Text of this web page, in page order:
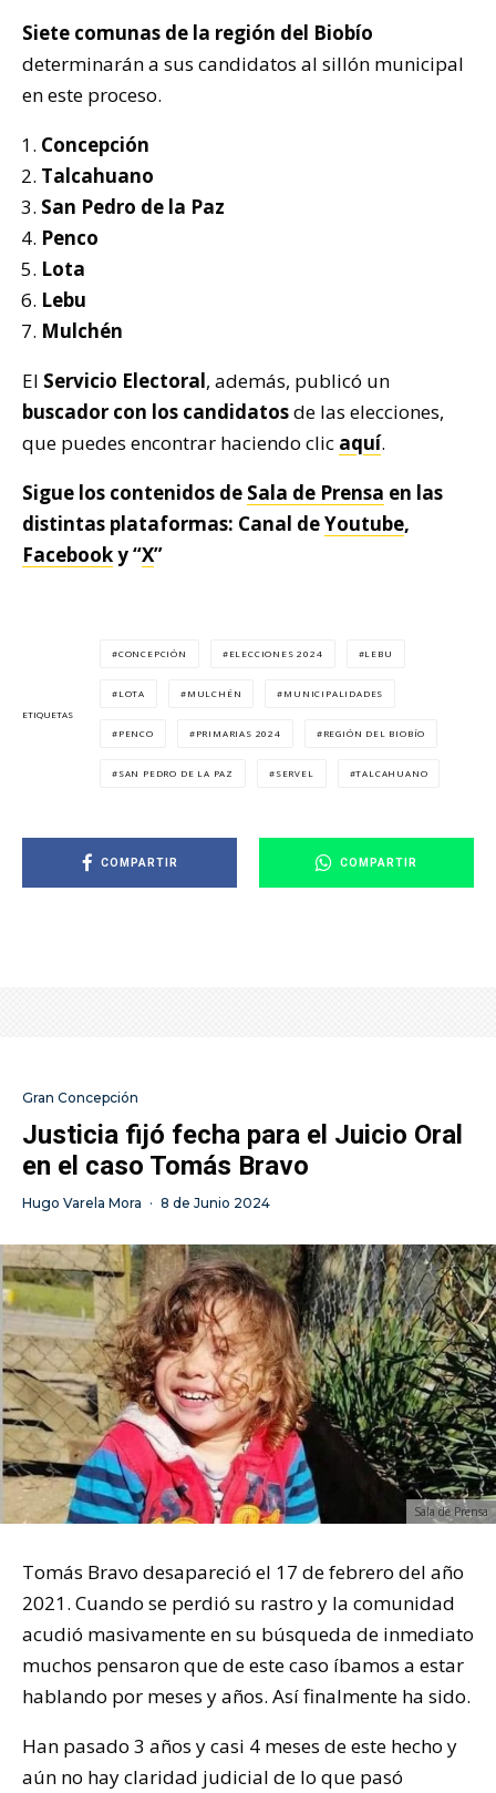
Siete comunas de la región del Biobío
determinarán a sus candidatos al sillón municipal
en este proceso.
Concepción
Talcahuano
San Pedro de la Paz
Penco
Lota
Lebu
Mulchén
El Servicio Electoral, además, publicó un
buscador con los candidatosde las elecciones,
que puedes encontrar haciendo clic aquí.
Sigue los contenidos de Sala de Prensa en las
distintas plataformas: Canal deYoutube,
Facebooky “X”
ETIQUETAS
CONCEPCIÓN ELECCIONES 2024 LEBU
LOTA MULCHÉN MUNICIPALIDADES
PENCO PRIMARIAS 2024 REGIÓN DEL BIOBÍO
SAN PEDRO DE LA PAZ SERVEL TALCAHUANO
COMPARTIR COMPARTIR
Gran Concepción
Justicia fijó fecha para el Juicio Oral
en el caso Tomás Bravo
Hugo Varela Mora · 8 de Junio 2024
Sala de Prensa
Tomás Bravo desapareció el 17 de febrero del año
2021. Cuando se perdió su rastro y la comunidad
acudió masivamente en su búsqueda de inmediato
muchos pensaron que de este caso íbamos a estar
hablando por meses y años. Así finalmente ha sido.
Han pasado 3 años y casi 4 meses de este hecho y
aún no hay claridad judicial de lo que pasó